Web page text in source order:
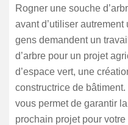
Rogner une souche
avant d’utiliser
gens demandent un
d’arbre pour un projet
d’espace vert, une
constructrice de
vous permet de garantir
prochain projet pour